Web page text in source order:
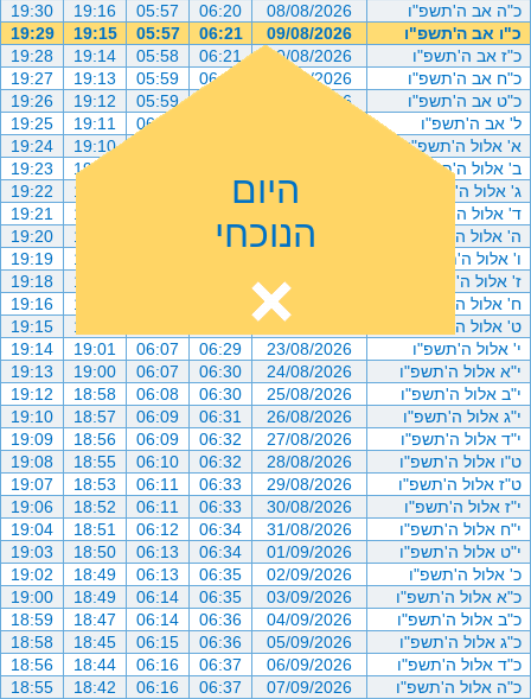
כ"ה אב ה'תשפ"ו
08/08/2026
06:20
05:57
19:16
19:30
כ"ו אב ה'תשפ"ו
09/08/2026
06:21
05:57
19:15
19:29
כ"ז אב ה'תשפ"ו
10/08/2026
06:21
05:58
19:14
19:28
כ"ח אב ה'תשפ"ו
11/08/2026
06:22
05:59
19:13
19:27
כ"ט אב ה'תשפ"ו
12/08/2026
05:59
19:12
19:26
ל' אב ה'תשפ"ו
06:00
19:11
19:25
א' אלול ה'תשפ"ו
19:10
19:24
ב' אלול ה'תשפ"ו
19:09
19:23
ג' אלול ה'תשפ"ו
16/08/2026
19:08
19:22
ד' אלול ה'תשפ"ו
19:07
19:21
ה' אלול ה'תשפ"ו
18/08/2026
06:26
19:06
19:20
ו' אלול ה'תשפ"ו
19:05
19:19
ז' אלול ה'תשפ"ו
20/08/2026
19:04
19:18
ח' אלול ה'תשפ"ו
21/08/2026
19:03
19:16
ט' אלול ה'תשפ"ו
22/08/2026
19:02
19:15
י' אלול ה'תשפ"ו
23/08/2026
06:29
06:07
19:01
19:14
י"א אלול ה'תשפ"ו
24/08/2026
06:30
06:07
19:00
19:13
י"ב אלול ה'תשפ"ו
25/08/2026
06:30
06:08
18:58
19:12
י"ג אלול ה'תשפ"ו
26/08/2026
06:31
06:09
18:57
19:10
י"ד אלול ה'תשפ"ו
27/08/2026
06:32
06:09
18:56
19:09
ט"ו אלול ה'תשפ"ו
28/08/2026
06:32
06:10
18:55
19:08
ט"ז אלול ה'תשפ"ו
29/08/2026
06:33
06:11
18:53
19:07
י"ז אלול ה'תשפ"ו
30/08/2026
06:33
06:11
18:52
19:06
י"ח אלול ה'תשפ"ו
31/08/2026
06:34
06:12
18:51
19:04
י"ט אלול ה'תשפ"ו
01/09/2026
06:34
06:13
18:50
19:03
כ' אלול ה'תשפ"ו
02/09/2026
06:35
06:13
18:49
19:02
כ"א אלול ה'תשפ"ו
03/09/2026
06:35
06:14
18:49
19:00
כ"ב אלול ה'תשפ"ו
04/09/2026
06:36
06:14
18:47
18:59
כ"ג אלול ה'תשפ"ו
05/09/2026
06:36
06:15
18:45
18:58
כ"ד אלול ה'תשפ"ו
06/09/2026
06:37
06:16
18:44
18:56
כ"ה אלול ה'תשפ"ו
07/09/2026
06:37
06:16
18:42
18:55
היום
הנוכחי